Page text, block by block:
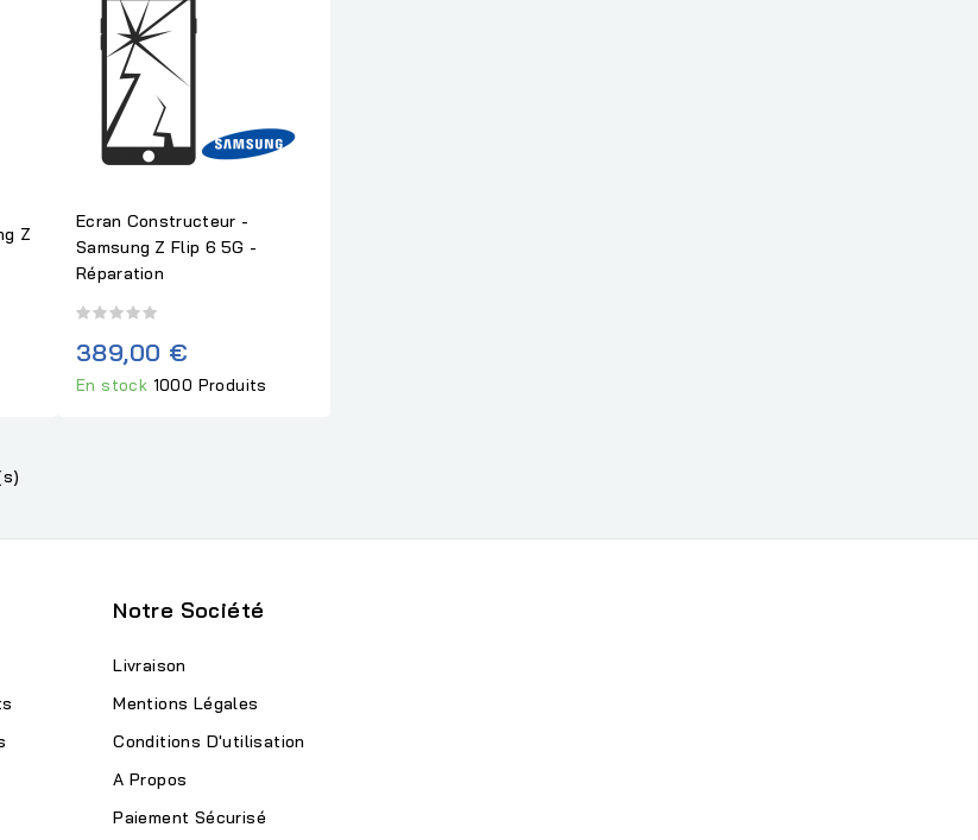
Z
Ecran Constructeur -
Samsung Z Flip 6 5G -
Réparation
389,00 €
En stock 1000 Produits
Notre Société
Livraison
Mentions Légales
Conditions D'utilisation
A Propos
Paiement Sécurisé